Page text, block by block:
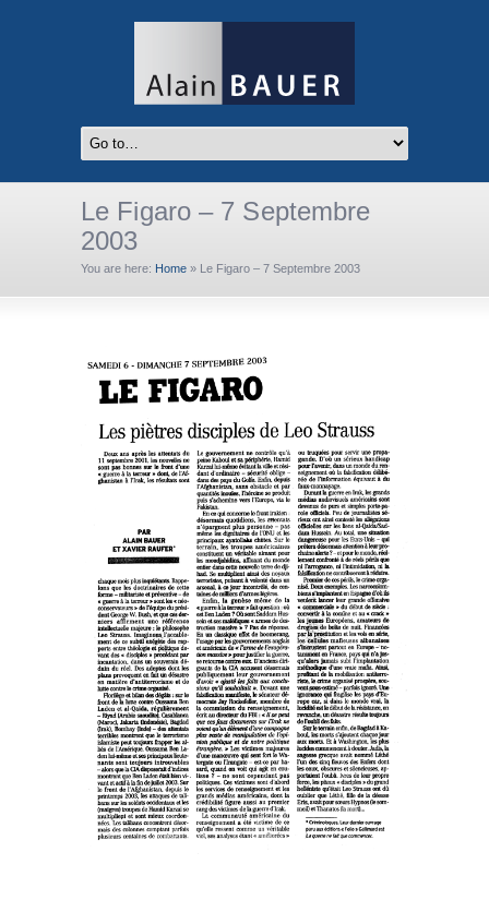
Le Figaro – 7 Septembre
2003
You are here: Home » Le Figaro – 7 Septembre 2003